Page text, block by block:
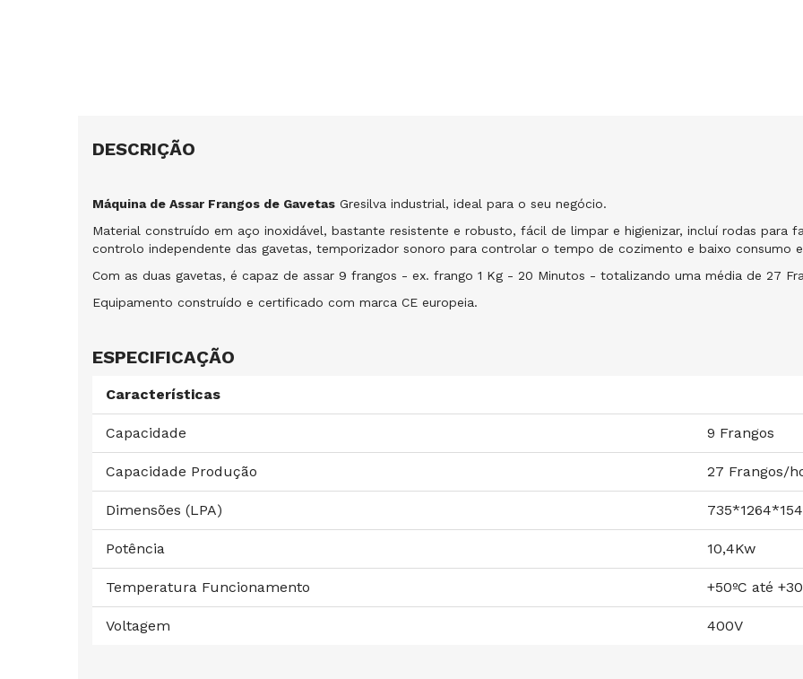
DESCRIÇÃO
Máquina de Assar Frangos de Gavetas Gresilva industrial, ideal para o seu negócio.
Material construído em aço inoxidável, bastante resistente e robusto, fácil de limpar e higienizar, incluí rodas para
controlo independente das gavetas, temporizador sonoro para controlar o tempo de cozimento e baixo consumo
Com as duas gavetas, é capaz de assar 9 frangos - ex. frango 1 Kg - 20 Minutos - totalizando uma média de 27
Equipamento construído e certificado com marca CE europeia.
ESPECIFICAÇÃO
Características
Capacidade 9 Frangos
Capacidade Produção 27 Frangos/
Dimensões (LPA)
Potência 10,4Kw
Temperatura Funcionamento +50ºC até
Voltagem 400V